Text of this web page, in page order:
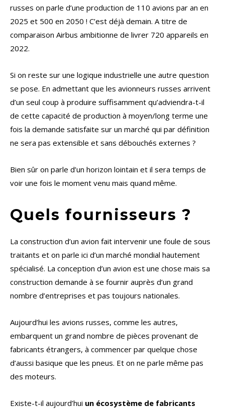
russes on parle d’une production de 110 avions par an en
2025 et 500 en 2050 ! C’est déjà demain. A titre de
comparaison Airbus ambitionne de livrer 720 appareils en
2022.
Si on reste sur une logique industrielle une autre question
se pose. En admettant que les avionneurs russes arrivent
d’un seul coup à produire suffisamment qu’adviendra-t-il
de cette capacité de production à moyen/long terme une
fois la demande satisfaite sur un marché qui par définition
ne sera pas extensible et sans débouchés externes ?
Bien sûr on parle d’un horizon lointain et il sera temps de
voir une fois le moment venu mais quand même.
Quels fournisseurs ?
La construction d’un avion fait intervenir une foule de sous
traitants et on parle ici d’un marché mondial hautement
spécialisé. La conception d’un avion est une chose mais sa
construction demande à se fournir auprès d’un grand
nombre d’entreprises et pas toujours nationales.
Aujourd’hui les avions russes, comme les autres,
embarquent un grand nombre de pièces provenant de
fabricants étrangers, à commencer par quelque chose
d’aussi basique que les pneus. Et on ne parle même pas
des moteurs.
Existe-t-il aujourd’hui un écosystème de fabricants